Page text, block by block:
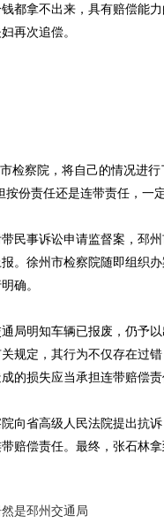
拿不出来，具有赔偿能力
再次追偿。
察院，将自己的情况进行
份责任还是连带责任，一
事诉讼申请监督案，邳州
。徐州市检察院随即组织
确。
明知车辆已报废，仍予以
规定，其行为不仅存在过
的损失应当承担连带赔偿责
省高级人民法院提出抗诉
赔偿责任。最终，张石林拿
是邳州交通局